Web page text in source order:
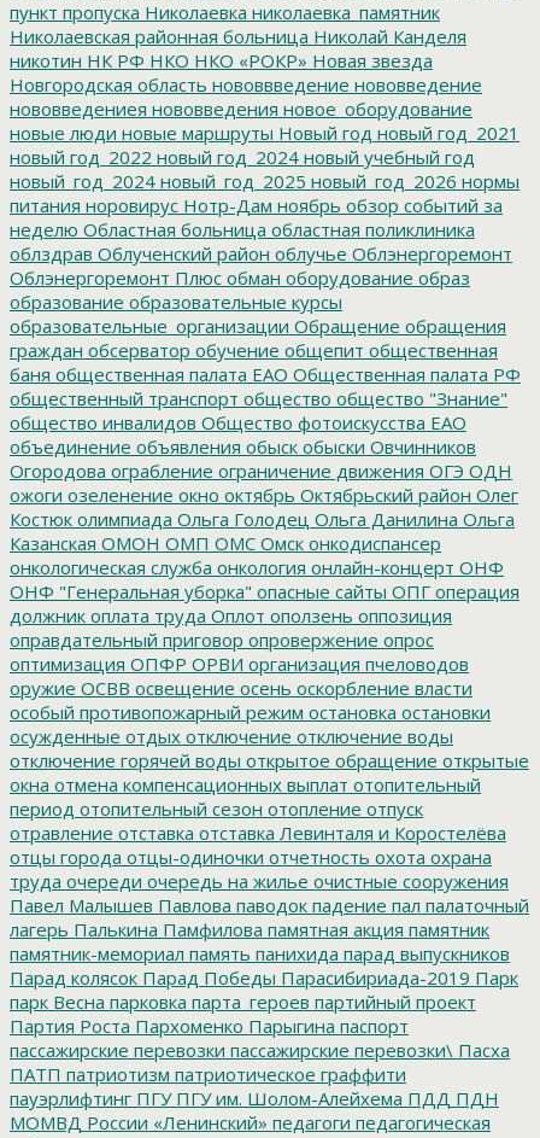
пункт пропуска Николаевка николаевка_памятник
Николаевская районная больница Николай Канделя
никотин НК РФ НКО НКО «РОКР» Новая звезда
Новгородская область нововвведение нововведение
нововведениея нововведения новое_оборудование
новые люди новые маршруты Новый год новый год_2021
новый год_2022 новый год_2024 новый учебный год
новый_год_2024 новый_год_2025 новый_год_2026 нормы
питания норовирус Нотр-Дам ноябрь обзор событий за
неделю Областная больница областная поликлиника
облздрав Облученский район облучье Облэнергоремонт
Облэнергоремонт Плюс обман оборудование образ
образование образовательные курсы
образовательные_организации Обращение обращения
граждан обсерватор обучение общепит общественная
баня общественная палата ЕАО Общественная палата РФ
общественный транспорт общество общество "Знание"
общество инвалидов Общество фотоискусства ЕАО
объединение объявления обыск обыски Овчинников
Огородова ограбление ограничение движения ОГЭ ОДН
ожоги озеленение окно октябрь Октябрьский район Олег
Костюк олимпиада Ольга Голодец Ольга Данилина Ольга
Казанская ОМОН ОМП ОМС Омск онкодиспансер
онкологическая служба онкология онлайн-концерт ОНФ
ОНФ "Генеральная уборка" опасные сайты ОПГ операция
должник оплата труда Оплот оползень оппозиция
оправдательный приговор опровержение опрос
оптимизация ОПФР ОРВИ организация пчеловодов
оружие ОСВВ освещение осень оскорбление власти
особый противопожарный режим остановка остановки
осужденные отдых отключение отключение воды
отключение горячей воды открытое обращение открытые
окна отмена компенсационных выплат отопительный
период отопительный сезон отопление отпуск
отравление отставка отставка Левинталя и Коростелёва
отцы города отцы-одиночки отчетность охота охрана
труда очереди очередь на жилье очистные сооружения
Павел Малышев Павлова паводок падение пал палаточный
лагерь Палькина Памфилова памятная акция памятник
памятник-мемориал память панихида парад выпускников
Парад колясок Парад Победы Парасибириада-2019 Парк
парк Весна парковка парта_героев партийный проект
Партия Роста Пархоменко Парыгина паспорт
пассажирские перевозки пассажирские перевозки\ Пасха
ПАТП патриотизм патриотическое граффити
пауэрлифтинг ПГУПГУ им. Шолом-Алейхема ПДД ПДН
МОМВД России «Ленинский» педагоги педагогическая